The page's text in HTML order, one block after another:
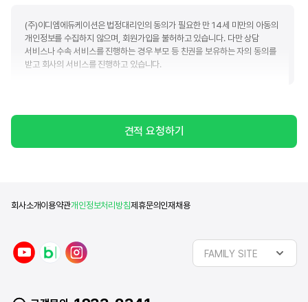
(주)이디엠에듀케이션은 법정대리인의 동의가 필요한 만 14세 미만의 아동의
개인정보를 수집하지 않으며, 회원가입을 불허하고 있습니다. 다만 상담
서비스나 수속 서비스를 진행하는 경우 부모 등 친권을 보유하는 자의 동의를
받고 회사의 서비스를 진행하고 있습니다.
(주)이디엠에듀케이션(이하 "회사")는 아래와 같은 목적으로 개인정보를 수집
및 이용하고자 합니다. 회사는 귀하의 정보를 관리함에 있어서 「개인정보
■ 개인정보 수집 및 이용에 대한 동의(필수)
이름, 휴대폰번호, 이메일,
카카오톡ID, 전화번호, 주소,
및
동의일로부터
2년
견적 요청하기
회사소개이용약관개인정보처리방침제휴문의 인재채용
n
a
FAMILY SITE